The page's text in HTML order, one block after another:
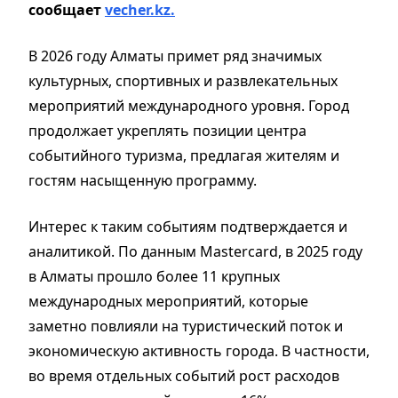
сообщаетvecher.kz.
В 2026 году Алматы примет ряд значимых
культурных, спортивных и развлекательных
мероприятий международного уровня. Город
продолжает укреплять позиции центра
событийного туризма, предлагая жителям и
гостям насыщенную программу.
Интерес к таким событиям подтверждается и
аналитикой. По данным Mastercard, в 2025 году
в Алматы прошло более 11 крупных
международных мероприятий, которые
заметно повлияли на туристический поток и
экономическую активность города. В частности,
во время отдельных событий рост расходов